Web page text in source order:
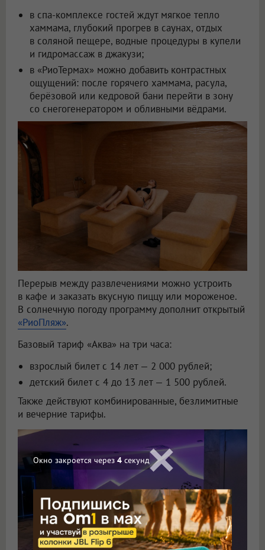
в спа-комплексе гостей ждут мягкое тепло
хаммама, глубокий прогрев в саунах, отдых
в соляной пещере, водные процедуры в купели
и гидромассаж в джакузи;
в «РиоТермах» можно добавить контрастных
ощущений: после горячего хаммама, расула,
берёзовой или кедровой бани перейти в зону
со снегогенератором и обливными вёдрами.
Перерыв между развлечениями можно устроить
в кафе и заказать вкусную пиццу или мороженое.
В солнечную погоду программу дополнит открытый
«РиоПляж».
Базовый тариф «Аква» на три часа:
взрослый билет с 14 лет — 2 000 рублей;
детский билет с 4 до 13 лет — 1 500 рублей.
Также действуют комбинированные, безлимитные
и вечерние тарифы.
Окно закроется через 2 секунд